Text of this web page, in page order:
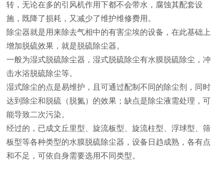
转，无论在多的引风机作用下都不会带水，腐蚀其配套设
施，既降了损耗，又减少了维护维修费用。
除尘器就是用来除去气相中的有害尘埃的设备，在此基础上
增加脱硫效果，就是脱硫除尘器。
一般为湿式脱硫除尘器，湿式脱硫除尘有水膜脱硫除尘，冲
击水浴脱硫除尘等。
湿式除尘的点是易维护，且可通过配制不同的除尘剂，同时
达到除尘和脱硫（脱氮）的效果；缺点是除尘液需处理，可
能导致二次污染。
经过的，已成文丘里型、旋流板型、旋流柱型、浮球型、筛
板型等各种类型的水膜脱硫除尘器，设备日趋成熟，各有点
和不足，可依自身需要选用不同类型。